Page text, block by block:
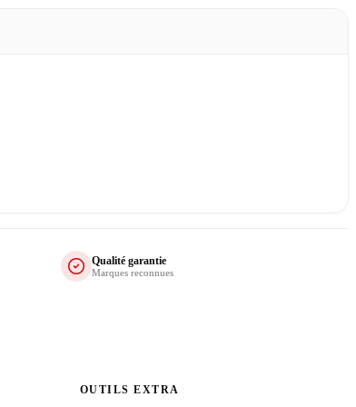
Qualité garantie
Marques reconnues
OUTILS EXTRA